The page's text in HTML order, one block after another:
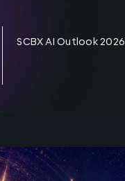
SCBX AI Outlook 2026